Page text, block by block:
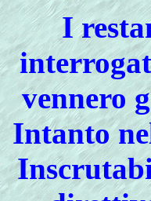
I
vennero
Intanto